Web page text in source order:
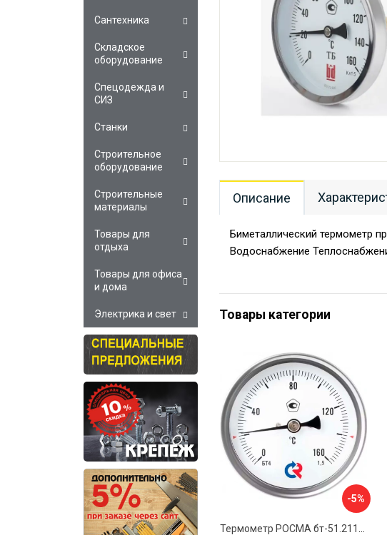
Описание
Биметаллический термометр
Водоснабжение
Товары категории
-5%
Сантехника
Складское
оборудование
Спецодежда и
СИЗ
Станки
Строительное
оборудование
Строительные
материалы
Товары для
отдыха
Товары для офиса
и дома
Электрика и свет